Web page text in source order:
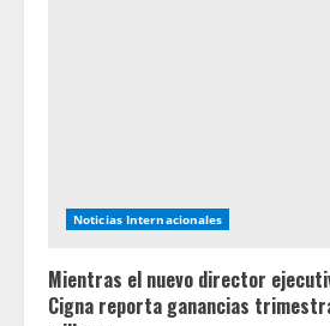
Noticias Internacionales
Mientras el nuevo director
Cigna reporta ganancias